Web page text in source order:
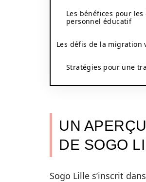
Les bénéfices pour
personnel éducatif
Les défis de la migration
Stratégies pour une
UN
DE SOGO
Sogo Lille s’inscrit